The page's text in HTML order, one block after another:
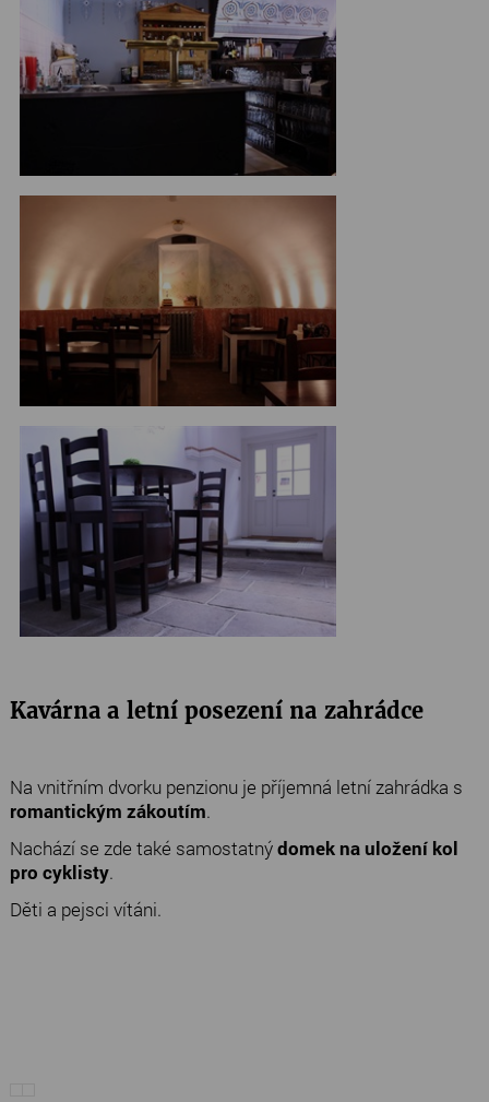
Kavárna a letní posezení na zahrádce
Na vnitřním dvorku penzionu je příjemná letní zahrádka s
romantickým zákoutím.
Nachází se zde také samostatnýdomek na uložení kol
pro cyklisty.
Děti a pejsci vítáni.